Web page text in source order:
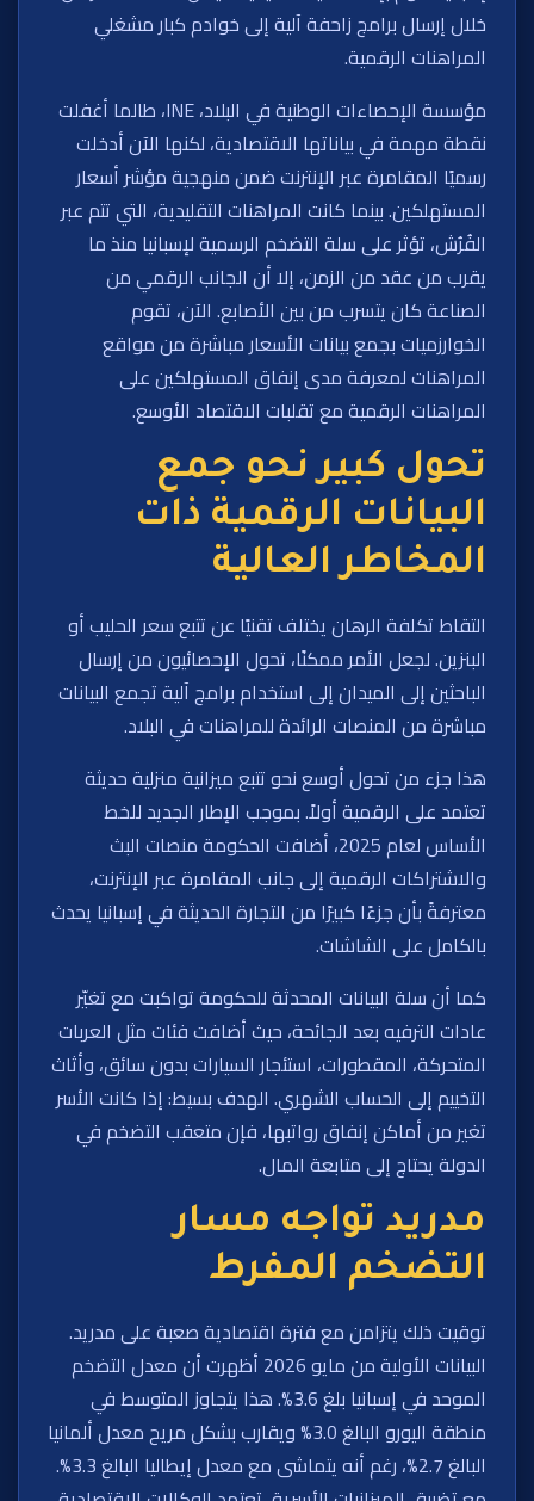
خلال إرسال برامج زاحفة آلية إلى خوادم كبار مشغلي
المراهنات الرقمية.
مؤسسة الإحصاءات الوطنية في البلاد، INE، طالما أغفلت
نقطة مهمة في بياناتها الاقتصادية، لكنها الآن أدخلت
رسميًا المقامرة عبر الإنترنت ضمن منهجية مؤشر أسعار
المستهلكين. بينما كانت المراهنات التقليدية، التي تتم عبر
الفُرُش، تؤثر على سلة التضخم الرسمية لإسبانيا منذ ما
يقرب من عقد من الزمن، إلا أن الجانب الرقمي من
الصناعة كان يتسرب من بين الأصابع. الآن، تقوم
الخوارزميات بجمع بيانات الأسعار مباشرة من مواقع
المراهنات لمعرفة مدى إنفاق المستهلكين على
المراهنات الرقمية مع تقلبات الاقتصاد الأوسع.
تحول كبير نحو جمع
البيانات الرقمية ذات
المخاطر العالية
التقاط تكلفة الرهان يختلف تقنيًا عن تتبع سعر الحليب أو
البنزين. لجعل الأمر ممكنًا، تحول الإحصائيون من إرسال
الباحثين إلى الميدان إلى استخدام برامج آلية تجمع البيانات
مباشرة من المنصات الرائدة للمراهنات في البلاد.
هذا جزء من تحول أوسع نحو تتبع ميزانية منزلية حديثة
تعتمد على الرقمية أولاً. بموجب الإطار الجديد للخط
الأساس لعام 2025، أضافت الحكومة منصات البث
والاشتراكات الرقمية إلى جانب المقامرة عبر الإنترنت،
معترفةً بأن جزءًا كبيرًا من التجارة الحديثة في إسبانيا يحدث
بالكامل على الشاشات.
كما أن سلة البيانات المحدثة للحكومة تواكبت مع تغيّر
عادات الترفيه بعد الجائحة، حيث أضافت فئات مثل العربات
المتحركة، المقطورات، استئجار السيارات بدون سائق، وأثاث
التخييم إلى الحساب الشهري. الهدف بسيط: إذا كانت الأسر
تغير من أماكن إنفاق رواتبها، فإن متعقب التضخم في
الدولة يحتاج إلى متابعة المال.
مدريد تواجه مسار
التضخم المفرط
توقيت ذلك يتزامن مع فترة اقتصادية صعبة على مدريد.
البيانات الأولية من مايو 2026 أظهرت أن معدل التضخم
الموحد في إسبانيا بلغ 3.6%. هذا يتجاوز المتوسط في
منطقة اليورو البالغ 3.0% ويقارب بشكل مريح معدل ألمانيا
البالغ 2.7%، رغم أنه يتماشى مع معدل إيطاليا البالغ 3.3%.